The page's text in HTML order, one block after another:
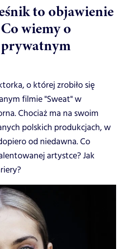
to objawienie
wiemy o
o której zrobiło się
filmie "Sweat" w
Chociaż ma na swoim
polskich produkcjach, w
od niedawna. Co
artystce? Jak